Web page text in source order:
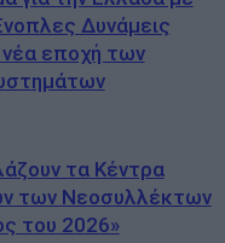
Δυνάμεις
νέα εποχή των
τα Κέντρα
των Νεοσυλλέκτων
του 2026»